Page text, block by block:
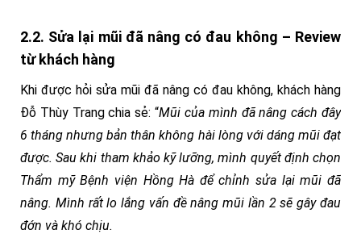
2.2. Sửa lại mũi đã nâng có đau không – Review
từ khách hàng
Khi được hỏi sửa mũi đã nâng có đau không, khách hàng
Đỗ Thùy Trang chia sẻ: “Mũi của mình đã nâng cách đây
6 tháng nhưng bản thân không hài lòng với dáng mũi đạt
được. Sau khi tham khảo kỹ lưỡng, mình quyết định chọn
Thẩm mỹ Bệnh viện Hồng Hà để chỉnh sửa lại mũi đã
nâng. Mình rất lo lắng vấn đề nâng mũi lần 2 sẽ gây đau
đớn và khó chịu.